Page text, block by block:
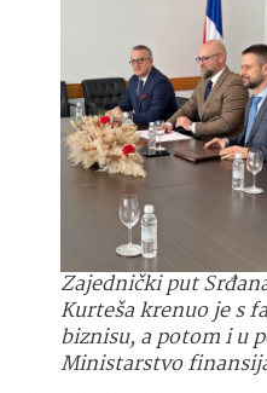
Zajednički put
Kurteša krenuo je s
biznisu, a potom i u
Ministarstvo